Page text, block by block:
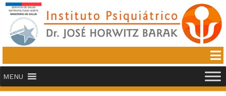
MENU